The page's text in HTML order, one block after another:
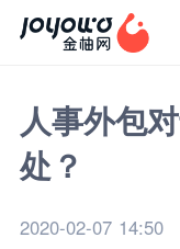
人事外包
处？
2020-02-07 14:50